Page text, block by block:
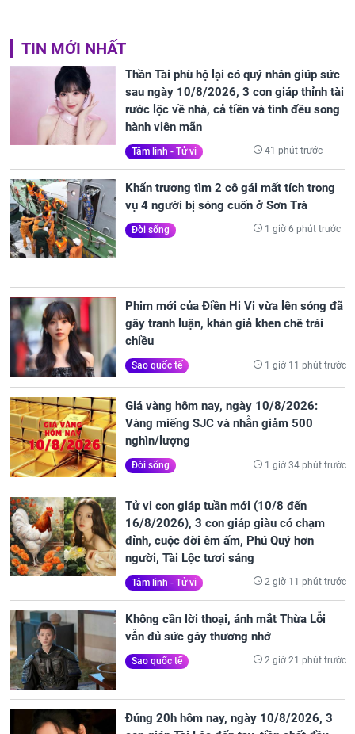
TIN MỚI NHẤT
Thần Tài phù hộ lại có quý nhân giúp sức
sau ngày 10/8/2026, 3 con giáp thỉnh tài
rước lộc về nhà, cả tiền và tình đều song
hành viên mãn
Tâm linh - Tử vi 41 phút trước
Khẩn trương tìm 2 cô gái mất tích trong
vụ 4 người bị sóng cuốn ở Sơn Trà
Đời sống 1 giờ 6 phút trước
Phim mới của Điền Hi Vi vừa lên sóng đã
gây tranh luận, khán giả khen chê trái
chiều
Sao quốc tế 1 giờ 11 phút trước
Giá vàng hôm nay, ngày 10/8/2026:
Vàng miếng SJC và nhẫn giảm 500
nghìn/lượng
Đời sống 1 giờ 34 phút trước
Tử vi con giáp tuần mới (10/8 đến
16/8/2026), 3 con giáp giàu có chạm
đỉnh, cuộc đời êm ấm, Phú Quý hơn
người, Tài Lộc tươi sáng
Tâm linh - Tử vi 2 giờ 11 phút trước
Không cần lời thoại, ánh mắt Thừa Lỗi
vẫn đủ sức gây thương nhớ
Sao quốc tế 2 giờ 21 phút trước
Đúng 20h hôm nay, ngày 10/8/2026, 3